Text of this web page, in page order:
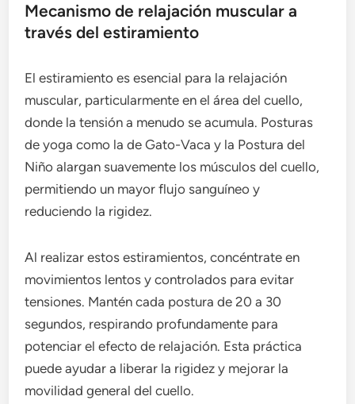
Mecanismo de relajación muscular a
través del estiramiento
El estiramiento es esencial para la relajación
muscular, particularmente en el área del cuello,
donde la tensión a menudo se acumula. Posturas
de yoga como la de Gato-Vaca y la Postura del
Niño alargan suavemente los músculos del cuello,
permitiendo un mayor flujo sanguíneo y
reduciendo la rigidez.
Al realizar estos estiramientos, concéntrate en
movimientos lentos y controlados para evitar
tensiones. Mantén cada postura de 20 a 30
segundos, respirando profundamente para
potenciar el efecto de relajación. Esta práctica
puede ayudar a liberar la rigidez y mejorar la
movilidad general del cuello.